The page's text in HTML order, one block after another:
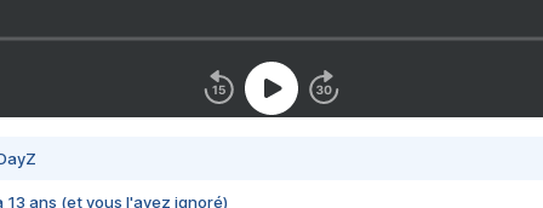
13 ans (et vous l'avez ignoré)